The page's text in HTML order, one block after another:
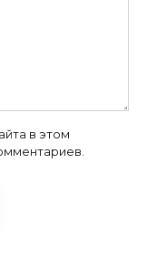
в этом